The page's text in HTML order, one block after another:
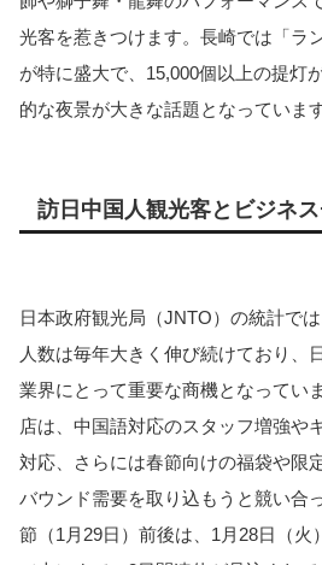
光客を惹きつけます。長崎では「ラ
が特に盛大で、15,000個以上の提灯
的な夜景が大きな話題となっています
訪日中国人観光客とビジネ
日本政府観光局（JNTO）の統計で
人数は毎年大きく伸び続けており、
業界にとって重要な商機となってい
店は、中国語対応のスタッフ増強や
対応、さらには春節向けの福袋や限
バウンド需要を取り込もうと競い合
節（1月29日）前後は、1月28日（火